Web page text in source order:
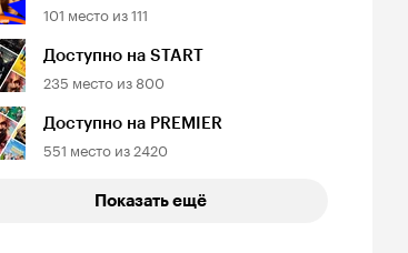
Рейтинг
8.2
8.2
101 место из111
Доступно на START
235 место из 800
Доступно на PREMIER
551 место из2420
Показать ещё